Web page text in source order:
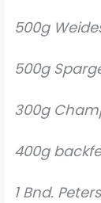
500g
500g
300g
400g
1 Bnd.